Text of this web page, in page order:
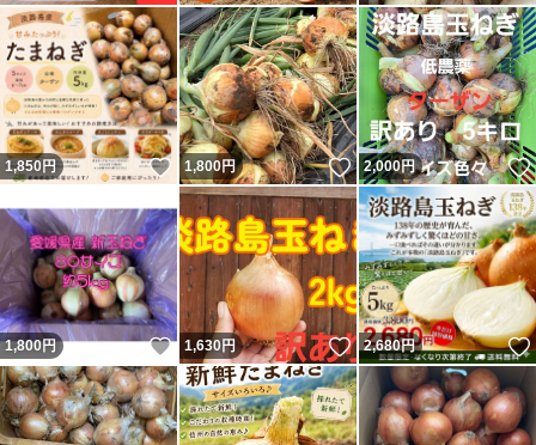
1,850 円 いいね！
1,800円 いいね！
2,000円
1,800円 いいね！
1,630円 いいね！
2,680円